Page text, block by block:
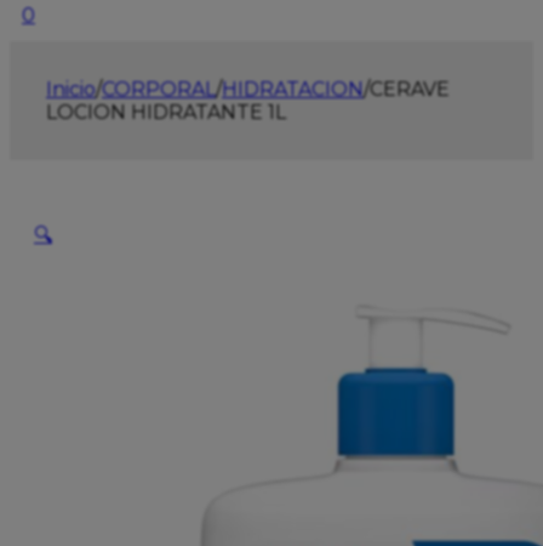
0
Inicio/CORPORAL/HIDRATACION/CERAVE
LOCION HIDRATANTE 1L
🔍